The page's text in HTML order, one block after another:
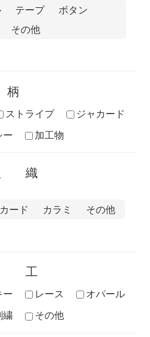
テープ
ボタン
その他
柄
ストライプ
ジャカード
ー 加工物
織
ード カラミ その他
工
ー レース
オパール
繍 その他